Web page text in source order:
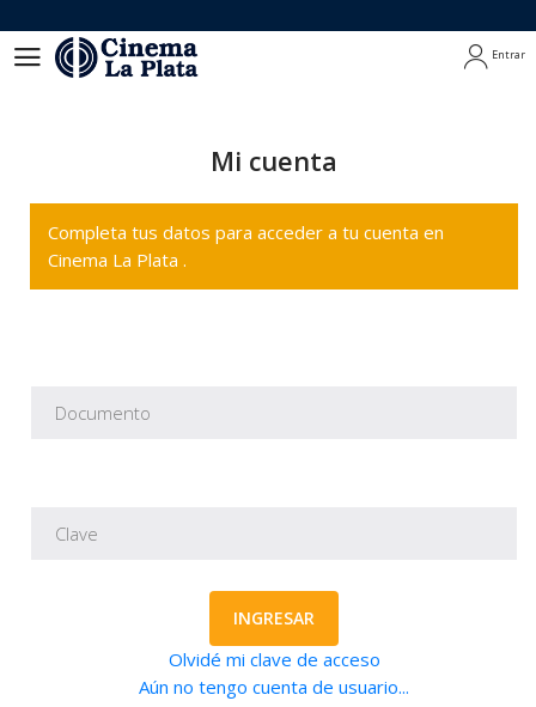
Entrar
Mi cuenta
Completa tus datos para acceder a tu cuenta en
Cinema La Plata .
INGRESAR
Olvidé mi clave de acceso
Aún no tengo cuenta de usuario...